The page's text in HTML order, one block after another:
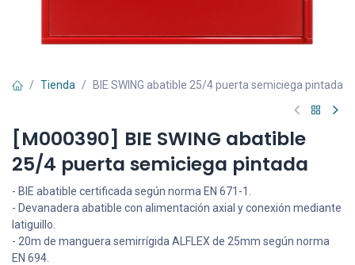
Tienda BIE SWING abatible 25/4 puerta semiciega pintada
[M000390] BIE SWING abatible
25/4 puerta semiciega pintada
- BIE abatible certificada según norma EN 671-1.
- Devanadera abatible con alimentación axial y conexión mediante
latiguillo.
- 20m de manguera semirrígida ALFLEX de 25mm según norma
EN 694.